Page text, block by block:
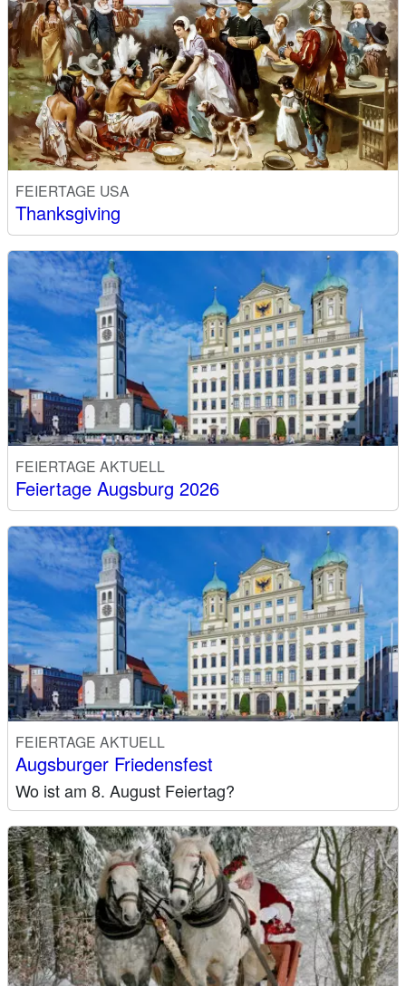
FEIERTAGE USA
Thanksgiving
FEIERTAGE AKTUELL
Feiertage Augsburg 2026
FEIERTAGE AKTUELL
Augsburger Friedensfest
Wo ist am 8. August Feiertag?